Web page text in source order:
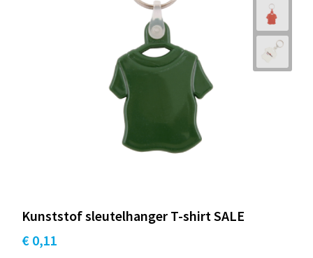
Kunststof sleutelhanger T-shirt SALE
€ 0,11